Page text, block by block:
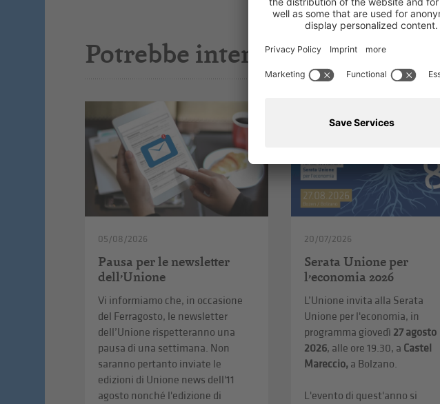
Potrebbe interessarti anche
05/08/2026
Pausa per le newsletter
dell’Unione
Vi informiamo che, in occasione
del Ferragosto, le newsletter
dell’Unione rispetteranno una
pausa di una settimana. Non
saranno pertanto inviate le
edizioni di Unione news dell'11
agosto nonché l'edizione di
20/07/2026
Serata Unione per
l’economia 2026
L’Unione invita alla Serata
Unione per l'economia, in
programma giovedì 27 agosto
2026, alle ore 19.30, a Castel
Mareccio, a Bolzano.
L'evento di quest'anno si